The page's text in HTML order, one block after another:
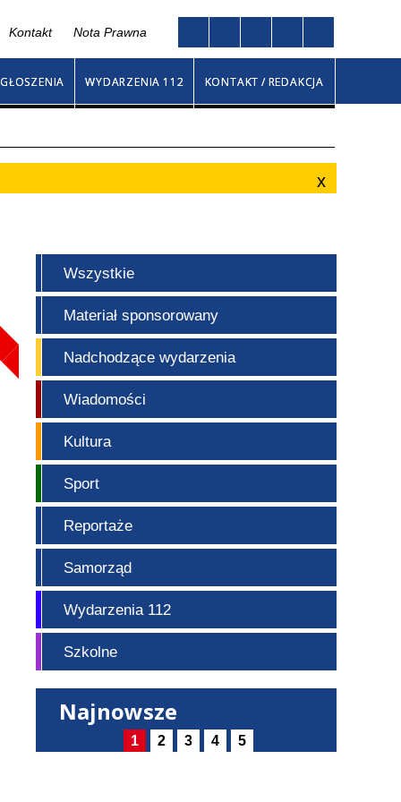
Kontakt Nota Prawna
WYDARZENIA 112 KONTAKT / REDAKCJA
Wszystkie
Materiał sponsorowany
Nadchodzące wydarzenia
Wiadomości
Kultura
Sport
Reportaże
Samorząd
Wydarzenia 112
Szkolne
Najnowsze
1 2 3 4 5